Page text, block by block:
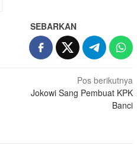
SEBARKAN
Pos berikutnya
Jokowi Sang Pembuat KPK
Banci